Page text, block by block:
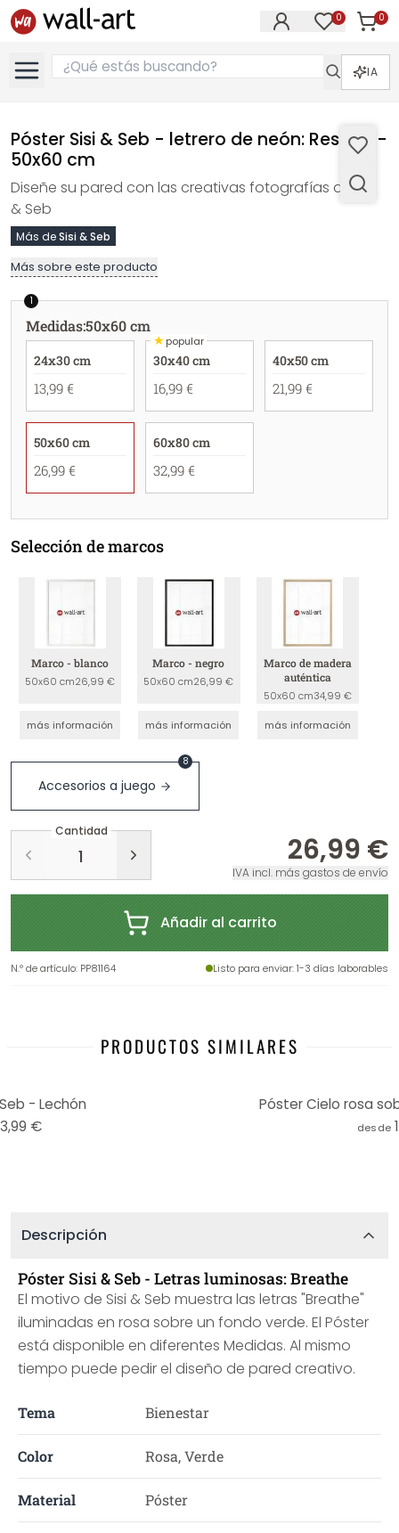
0 0
IA
Póster Sisi & Seb - letrero de neón: Respira -
50x60 cm
Diseñe su pared con las creativas fotografías de Sisi
& Seb
Más deSisi & Seb
Más sobre este producto
1
Medidas:50x60 cm
24x30 cm
13,99 €
★popular
30x40 cm
16,99 €
40x50 cm
21,99 €
50x60 cm
26,99 €
60x80 cm
32,99 €
Selección de marcos
Marco - blanco
50x60 cm26,99 €
más información
Marco - negro
50x60 cm26,99 €
más información
Marco de madera
auténtica
50x60 cm34,99 €
más información
Accesorios a juego
8
Cantidad
26,99 €
IVA incl. más gastos de envío
Añadir al carrito
N.º de artículo: PP81164 Listo para enviar: 1-3 días laborables
PRODUCTOS SIMILARES
- Lechón
€
Póster Cielo rosa
desde
Descripción
Póster Sisi & Seb - Letras luminosas: Breathe
El motivo de Sisi & Seb muestra las letras "Breathe"
iluminadas en rosa sobre un fondo verde. El Póster
está disponible en diferentes Medidas. Al mismo
tiempo puede pedir el diseño de pared creativo.
Tema Bienestar
Color Rosa, Verde
Material Póster